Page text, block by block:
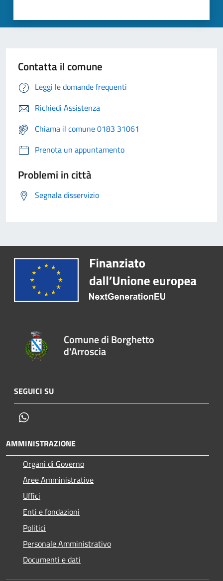
Contatta il comune
Leggi le domande frequenti
Richiedi Assistenza
Chiama il comune 0183 31061
Prenota un appuntamento
Problemi in città
Segnala disservizio
Comune di Borghetto
d'Arroscia
SEGUICI SU
AMMINISTRAZIONE
Organi di Governo
Aree Amministrative
Uffici
Enti e fondazioni
Politici
Personale Amministrativo
Documenti e dati